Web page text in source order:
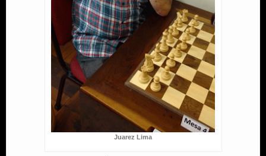
Juarez Lima